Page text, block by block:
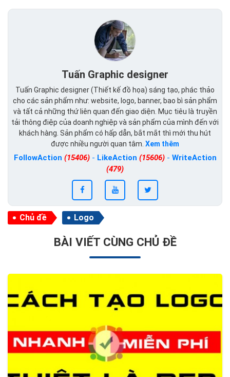
Tuấn Graphic designer
Tuấn Graphic designer (Thiết kế đồ họa) sáng tạo, phác thảo
cho các sản phẩm như: website, logo, banner, bao bì sản phẩm
và tất cả những thứ liên quan đến giao diện. Mục tiêu là truyền
tải thông điệp của doanh nghiệp và sản phẩm của mình đến với
khách hàng. Sản phẩm có hấp dẫn, bắt mắt thì mới thu hút
được nhiều người quan tâm. Xem thêm
FollowAction (15406)- LikeAction (15606)- WriteAction
(479)
Chủ đề Logo
BÀI VIẾT CÙNG CHỦ ĐỀ